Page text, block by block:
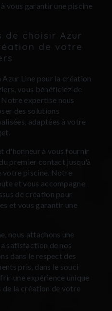
vous garantir une piscine
de choisir Azur
de votre
Azur Line pour la création
vous bénéficiez de
expertise nous
des solutions
adaptées à votre
d'honneur à vous fournir
premier contact jusqu'à
votre piscine. Notre
et vous accompagne
de création pour
et vous garantir une
nous attachons une
satisfaction de nos
dans le respect des
pris, dans le souci
une expérience unique
de la création de votre